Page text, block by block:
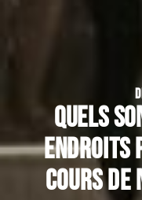
Quels
endroits
cours de